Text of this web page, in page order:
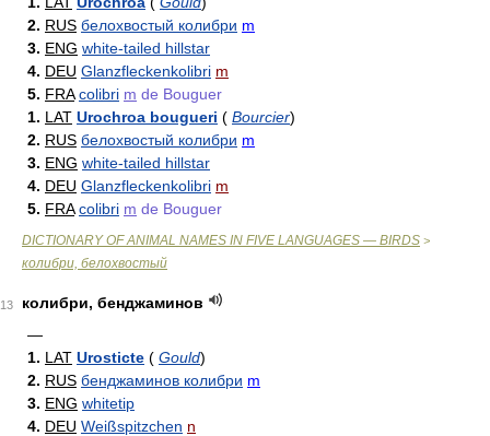
2. RUS белохвостый колибри m
3. ENG white-tailed hillstar
4. DEU Glanzfleckenkolibri m
5. FRA colibri m de Bouguer
1. LAT Urochroa bougueri ( Bourcier)
2. RUS белохвостый колибри m
3. ENG white-tailed hillstar
4. DEU Glanzfleckenkolibri m
5. FRA colibri m de Bouguer
DICTIONARY OF ANIMAL NAMES IN FIVE LANGUAGES — BIRDS >
колибри, белохвостый
13
колибри, бенджаминов
—
1. LAT Urosticte ( Gould)
2. RUS бенджаминов колибри m
3. ENG whitetip
4. DEU Weißspitzchen n